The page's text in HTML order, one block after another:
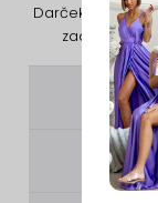
Darček na nákup
zadarmo
________
________